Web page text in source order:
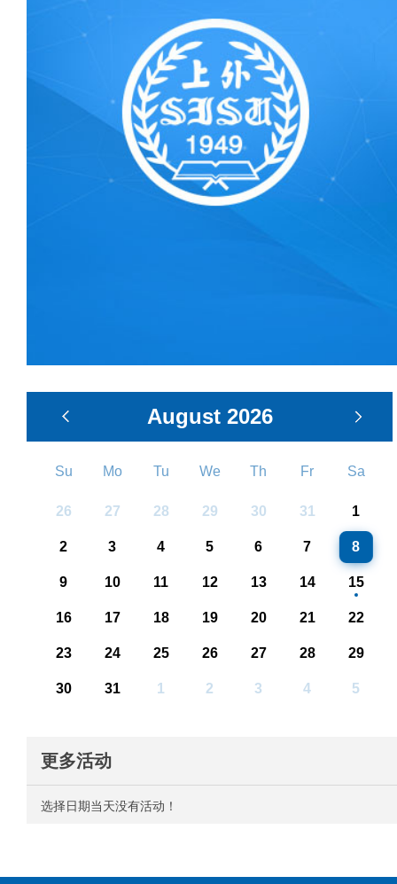
August 2026
Su Mo Tu We Th Fr Sa
26 27 28 29 30 31 1
2 3 4 5 6 7 8
9 10 11 12 13 14 15
16 17 18 19 20 21 22
23 24 25 26 27 28 29
30 31 1 2 3 4 5
更多活动
选择日期当天没有活动！